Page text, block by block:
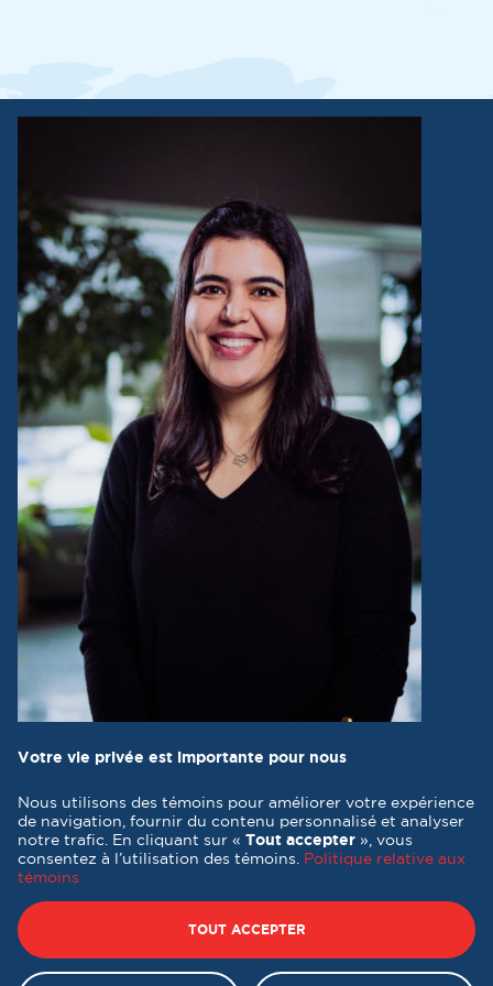
JE VEUX VIVRE L'AVENTURE!
PRENDRE RENDEZ-VOUS AVEC NOUS
TÉLÉCHARGER NOTRE BROCHURE
Politique de confidentialité|Mes préférences cookies
Votre vie privée est importante pour nous
Nous utilisons des témoins pour améliorer votre expérience
de navigation, fournir du contenu personnalisé et analyser
notre trafic. En cliquant sur « Tout accepter », vous
consentez à l’utilisation des témoins. Politique relative aux
témoins
TOUT ACCEPTER